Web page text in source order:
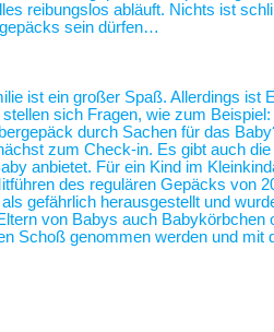
reibungslos abläuft. Nichts ist
sein dürfen…
ist ein großer Spaß. Allerdings
sich Fragen, wie zum
durch Sachen für das
zum Check-in. Es gibt auch
anbietet. Für ein Kind im
des regulären Gepäcks von
gefährlich herausgestellt und
von Babys auch
Schoß genommen werden und